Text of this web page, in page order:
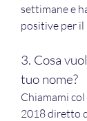
settimane e
positive per
3. Cosa
tuo nome?
Chiamami
2018 diretto